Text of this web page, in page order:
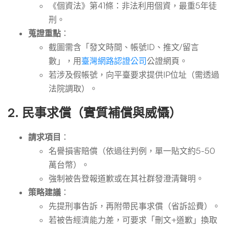
《個資法》第41條：非法利用個資，最重5年徒
刑。
蒐證重點 ：
截圖需含「發文時間、帳號ID、推文/留言
數」，用 臺灣網路認證公司公證網頁。
若涉及假帳號，向平臺要求提供IP位址（需透過
法院調取）。
2. 民事求償（實質補償與威懾）
請求項目 ：
名譽損害賠償（依過往判例，單一貼文約5-50
萬台幣）。
強制被告登報道歉或在其社群發澄清聲明。
策略建議 ：
先提刑事告訴，再附帶民事求償（省訴訟費）。
若被告經濟能力差，可要求「刪文+道歉」換取